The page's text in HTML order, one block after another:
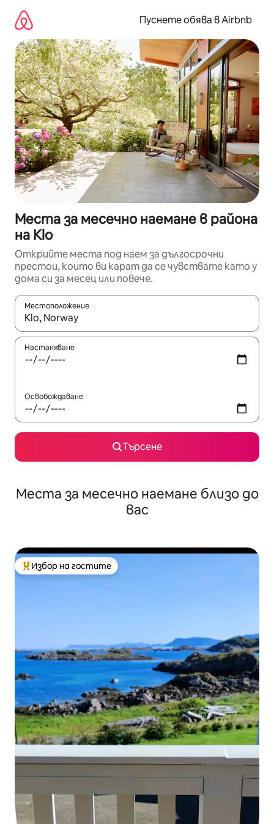
съдържанието
Пуснете обява в Airbnb
Места за месечно наемане в района
на Klo
Открийте места под наем за дългосрочни
престои, които ви карат да се чувствате като у
дома си за месец или повече.
Местоположение
Когато резултатите се покажат, използвайте
Настаняване
Освобождаване
Търсене
Места за месечно наемане близо до
вас
Най-популярен избор на гостите
Избор на гостите